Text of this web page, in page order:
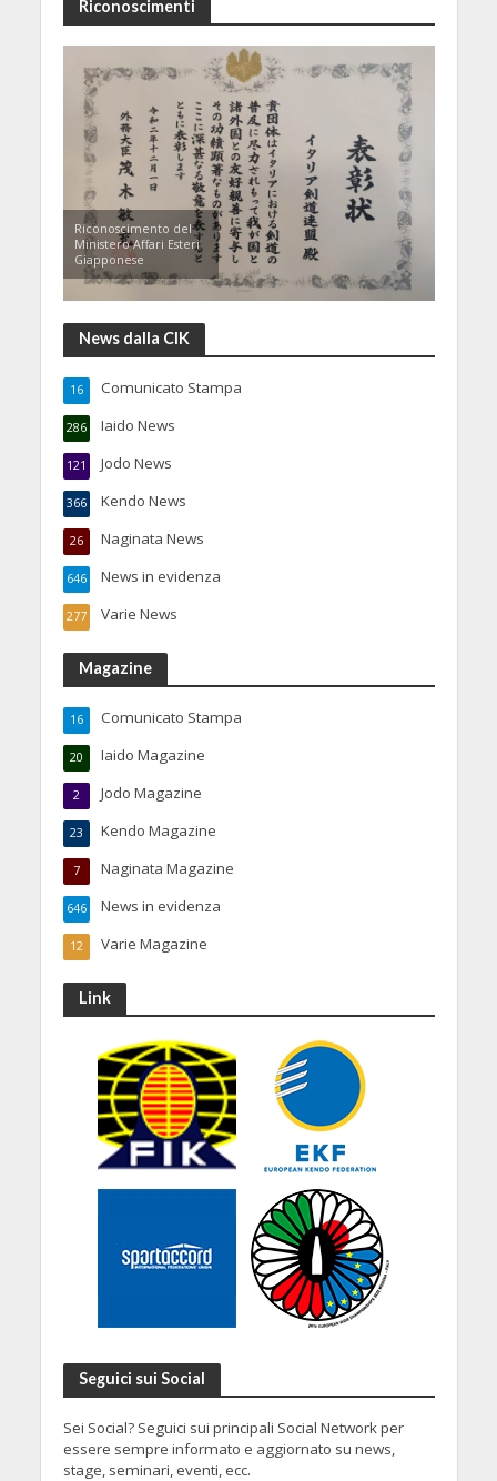
Riconoscimenti
Riconoscimento del
Ministero Affari Esteri
Giapponese
News dalla CIK
Comunicato Stampa
16
Iaido News
286
Jodo News
121
Kendo News
366
Naginata News
26
News in evidenza
646
Varie News
277
Magazine
Comunicato Stampa
16
Iaido Magazine
20
Jodo Magazine
2
Kendo Magazine
23
Naginata Magazine
7
News in evidenza
646
Varie Magazine
12
Link
Seguici sui Social
Sei Social? Seguici sui principali Social Network per
essere sempre informato e aggiornato su news,
stage, seminari, eventi, ecc.